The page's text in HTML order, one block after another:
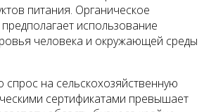
питания. Органическое
использование
человека и окружающей среды
спрос на сельскохозяйственную
сертификатами превышает